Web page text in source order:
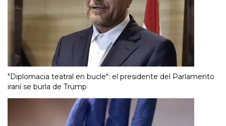
"Diplomacia teatral en bucle": el presidente del Parlamento
iraní se burla de Trump